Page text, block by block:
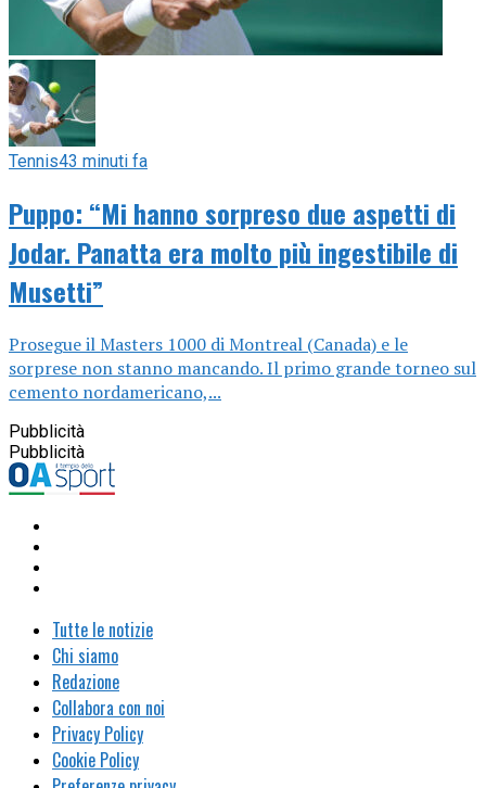
Tennis43 minuti fa
Puppo: “Mi hanno sorpreso due aspetti di
Jodar. Panatta era molto più ingestibile di
Musetti”
Prosegue il Masters 1000 di Montreal (Canada) e le
sorprese non stanno mancando. Il primo grande torneo sul
cemento nordamericano,...
Pubblicità
Pubblicità
Tutte le notizie
Chi siamo
Redazione
Collabora con noi
Privacy Policy
Cookie Policy